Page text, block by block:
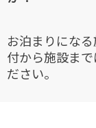
お泊まりにな
付から施設ま
ださい。